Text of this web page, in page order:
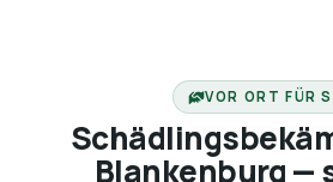
VOR ORT FÜR
Blankenburg —